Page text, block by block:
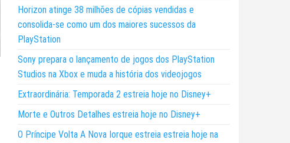
Horizon atinge 38 milhões de cópias vendidas e
consolida-se como um dos maiores sucessos da
PlayStation
Sony prepara o lançamento de jogos dos PlayStation
Studios na Xbox e muda a história dos videojogos
Extraordinária: Temporada 2 estreia hoje no Disney+
Morte e Outros Detalhes estreia hoje no Disney+
O Príncipe Volta A Nova Iorque estreia estreia hoje na